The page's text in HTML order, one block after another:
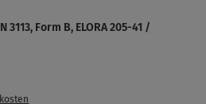
Form B, ELORA 205-41 /